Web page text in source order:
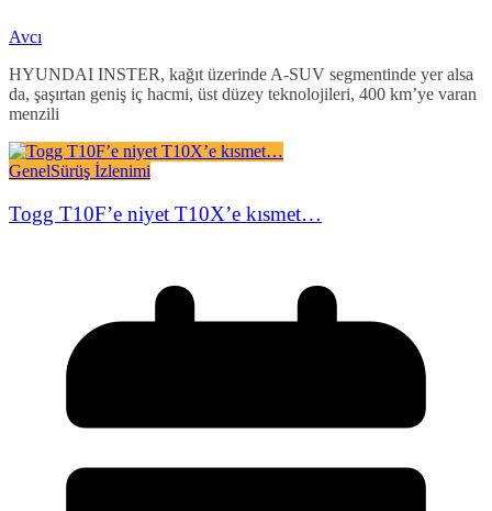
Avcı
HYUNDAI INSTER, kağıt üzerinde A-SUV segmentinde yer alsa
da, şaşırtan geniş iç hacmi, üst düzey teknolojileri, 400 km’ye varan
menzili
GenelSürüş İzlenimi
Togg T10F’e niyet T10X’e kısmet…